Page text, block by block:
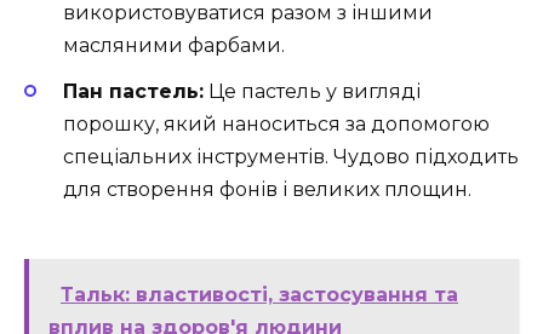
використовуватися разом з іншими
масляними фарбами.
Пан пастель: Це пастель у вигляді
порошку, який наноситься за допомогою
спеціальних інструментів. Чудово підходить
для створення фонів і великих площин.
Тальк: властивості, застосування та
вплив на здоров'я людини